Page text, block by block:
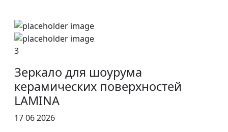
3
Зеркало для шоурума
керамических поверхностей
LAMINA
17 06 2026